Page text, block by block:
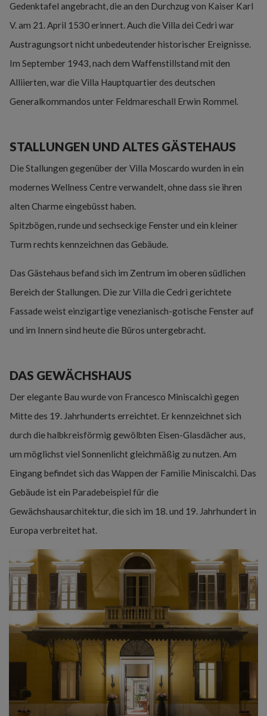
Gedenktafel angebracht, die an den Durchzug von Kaiser Karl
V. am 21. April 1530 erinnert. Auch die Villa dei Cedri war
Austragungsort nicht unbedeutender historischer Ereignisse.
Im September 1943, nach dem Waffenstillstand mit den
Alliierten, war die Villa Hauptquartier des deutschen
Generalkommandos unter Feldmareschall Erwin Rommel.
STALLUNGEN UND ALTES GÄSTEHAUS
Die Stallungen gegenüber der Villa Moscardo wurden in ein
modernes Wellness Centre verwandelt, ohne dass sie ihren
alten Charme eingebüsst haben.
Spitzbögen, runde und sechseckige Fenster und ein kleiner
Turm rechts kennzeichnen das Gebäude.
Das Gästehaus befand sich im Zentrum im oberen südlichen
Bereich der Stallungen. Die zur Villa die Cedri gerichtete
Fassade weist einzigartige venezianisch-gotische Fenster auf
und im Innern sind heute die Büros untergebracht.
DAS GEWÄCHSHAUS
Der elegante Bau wurde von Francesco Miniscalchi gegen
Mitte des 19. Jahrhunderts erreichtet. Er kennzeichnet sich
durch die halbkreisförmig gewölbten Eisen-Glasdächer aus,
um möglichst viel Sonnenlicht gleichmäßig zu nutzen. Am
Eingang befindet sich das Wappen der Familie Miniscalchi. Das
Gebäude ist ein Paradebeispiel für die
Gewächshausarchitektur, die sich im 18. und 19. Jahrhundert in
Europa verbreitet hat.